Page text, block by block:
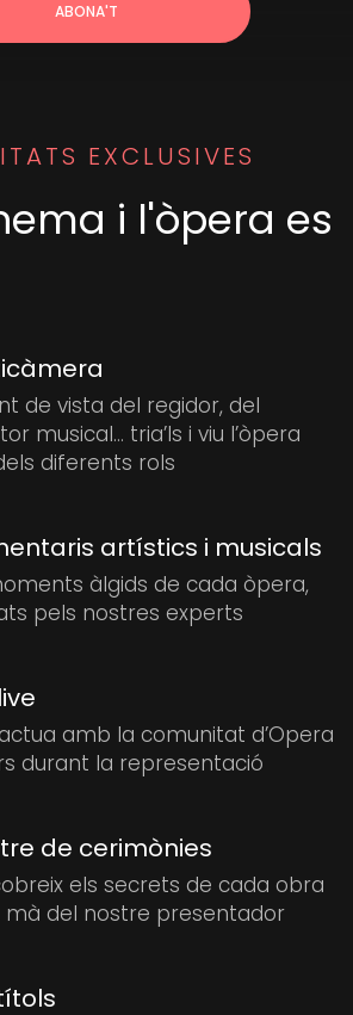
ABONA'T
EXCLUSIVES
i l'òpera es
de vista del regidor, del
musical… tria’ls i viu l’òpera
diferents rols
artístics i musicals
àlgids de cada òpera,
pels nostres experts
amb la comunitat d’Opera
durant la representació
de cerimònies
els secrets de cada obra
mà del nostre presentador